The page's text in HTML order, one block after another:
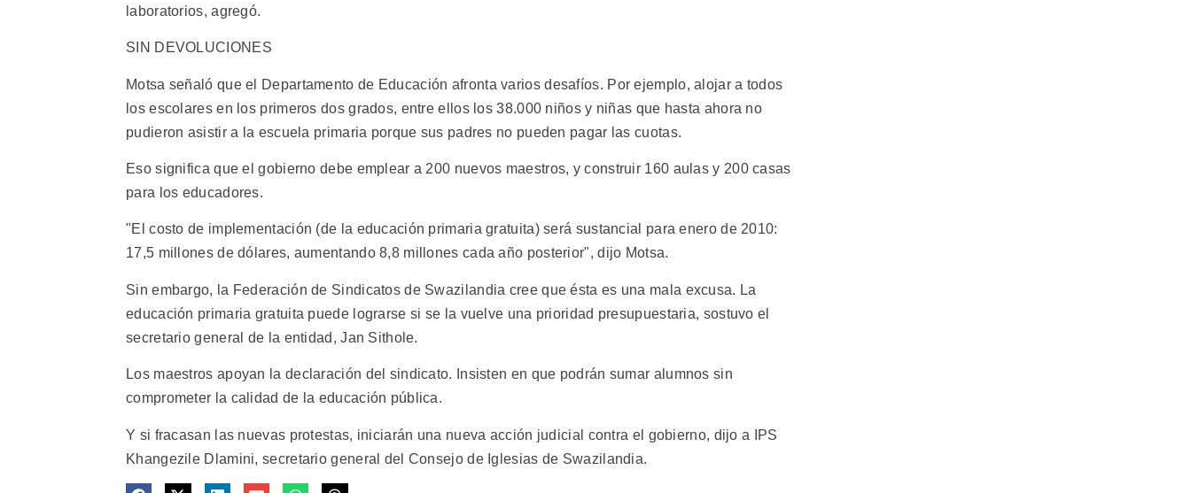
laboratorios, agregó.
SIN DEVOLUCIONES
Motsa señaló que el Departamento de Educación afronta varios desafíos. Por ejemplo, alojar a todos
los escolares en los primeros dos grados, entre ellos los 38.000 niños y niñas que hasta ahora no
pudieron asistir a la escuela primaria porque sus padres no pueden pagar las cuotas.
Eso significa que el gobierno debe emplear a 200 nuevos maestros, y construir 160 aulas y 200 casas
para los educadores.
"El costo de implementación (de la educación primaria gratuita) será sustancial para enero de 2010:
17,5 millones de dólares, aumentando 8,8 millones cada año posterior", dijo Motsa.
Sin embargo, la Federación de Sindicatos de Swazilandia cree que ésta es una mala excusa. La
educación primaria gratuita puede lograrse si se la vuelve una prioridad presupuestaria, sostuvo el
secretario general de la entidad, Jan Sithole.
Los maestros apoyan la declaración del sindicato. Insisten en que podrán sumar alumnos sin
comprometer la calidad de la educación pública.
Y si fracasan las nuevas protestas, iniciarán una nueva acción judicial contra el gobierno, dijo a IPS
Khangezile Dlamini, secretario general del Consejo de Iglesias de Swazilandia.